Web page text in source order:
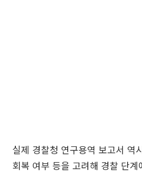
실제 경찰청 연구용역 보고서 역
회복 여부 등을 고려해 경찰 단